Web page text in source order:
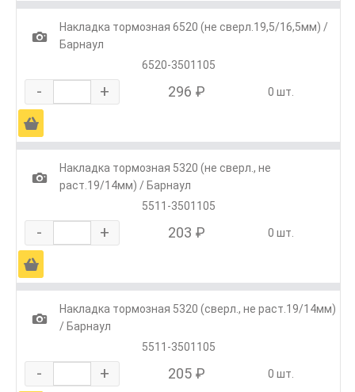
1
Накладка тормозная 6520 (не сверл.19,5/16,5мм) /
Барнаул
6520-3501105
- + 296 ₽ 0 шт.
Ä
1
Накладка тормозная 5320 (не сверл., не
раст.19/14мм) / Барнаул
5511-3501105
- + 203 ₽ 0 шт.
Ä
1
Накладка тормозная 5320 (сверл., не раст.19/14мм)
/ Барнаул
5511-3501105
- + 205 ₽ 0 шт.